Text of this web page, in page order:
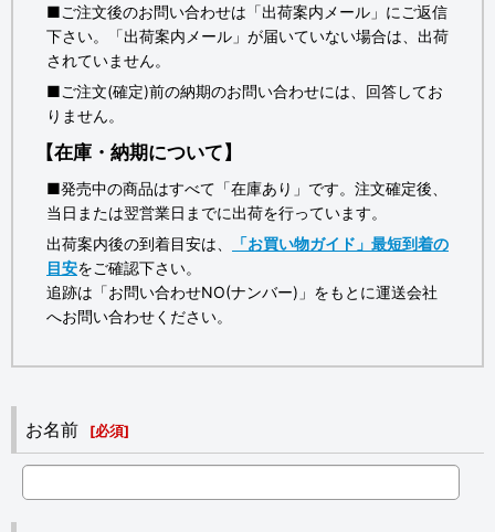
■ご注文後のお問い合わせは「出荷案内メール」にご返信
下さい。「出荷案内メール」が届いていない場合は、出荷
されていません。
■ご注文(確定)前の納期のお問い合わせには、回答してお
りません。
【在庫・納期について】
■発売中の商品はすべて「在庫あり」です。注文確定後、
当日または翌営業日までに出荷を行っています。
出荷案内後の到着目安は、
「お買い物ガイド」最短到着の
目安をご確認下さい。
追跡は「お問い合わせNO(ナンバー)」をもとに運送会社
へお問い合わせください。
お名前 [必須]